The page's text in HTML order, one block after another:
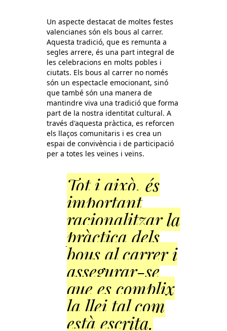
Un aspecte destacat de moltes festes
valencianes són els bous al carrer.
Aquesta tradició, que es remunta a
segles arrere, és una part integral de
les celebracions en molts pobles i
ciutats. Els bous al carrer no només
són un espectacle emocionant, sinó
que també són una manera de
mantindre viva una tradició que forma
part de la nostra identitat cultural. A
través d'aquesta pràctica, es reforcen
els llaços comunitaris i es crea un
espai de convivència i de participació
per a totes les veïnes i veïns.
Tot i això, és
important
racionalitzar la
pràctica dels
bous al carrer i
assegurar-se
que es complix
la llei tal com
està escrita.